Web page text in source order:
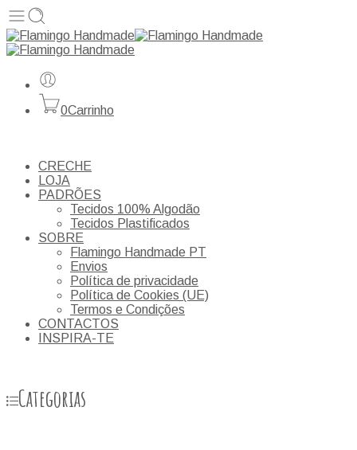
0Carrinho
CRECHE
LOJA
PADRÕES
Tecidos 100% Algodão
Tecidos Plastificados
SOBRE
Flamingo Handmade PT
Envios
Política de privacidade
Política de Cookies (UE)
Termos e Condições
CONTACTOS
INSPIRA-TE
Categorias